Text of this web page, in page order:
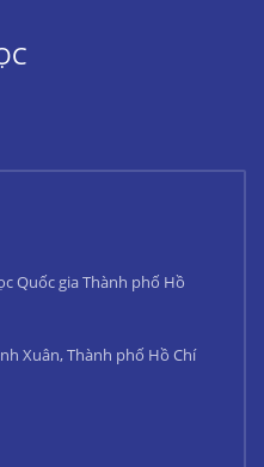
Quốc gia Thành phố Hồ
Xuân, Thành phố Hồ Chí